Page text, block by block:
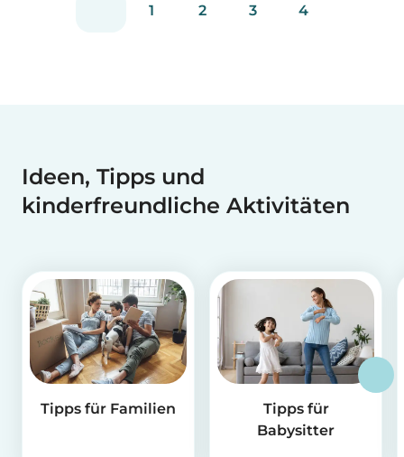
1 2 3 4
Ideen, Tipps und
kinderfreundliche Aktivitäten
Tipps für Familien
Tipps für
Babysitter